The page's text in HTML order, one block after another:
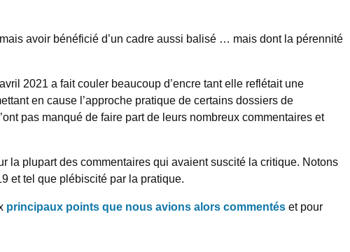
avoir bénéficié d’un cadre aussi balisé … mais dont la pérennité
2021 a fait couler beaucoup d’encre tant elle reflétait une
en cause l’approche pratique de certains dossiers de
pas manqué de faire part de leurs nombreux commentaires et
la plupart des commentaires qui avaient suscité la critique. Notons
et tel que plébiscité par la pratique.
principaux points que nous avions alors commentéset pour